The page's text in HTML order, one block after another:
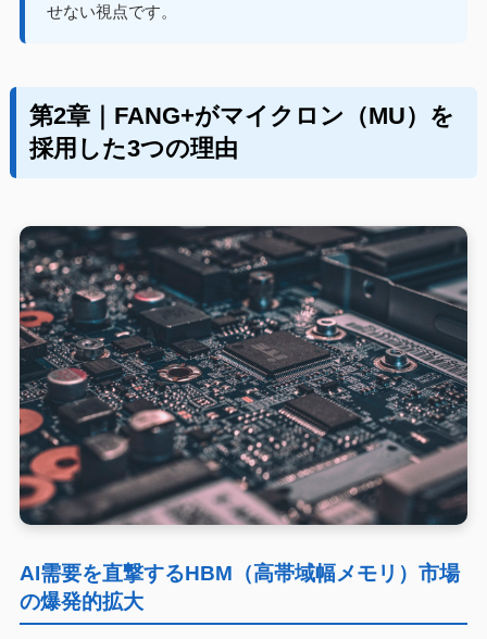
せない視点です。
第2章｜FANG+がマイクロン（MU）を
採用した3つの理由
AI需要を直撃するHBM（高帯域幅メモリ）市場
の爆発的拡大